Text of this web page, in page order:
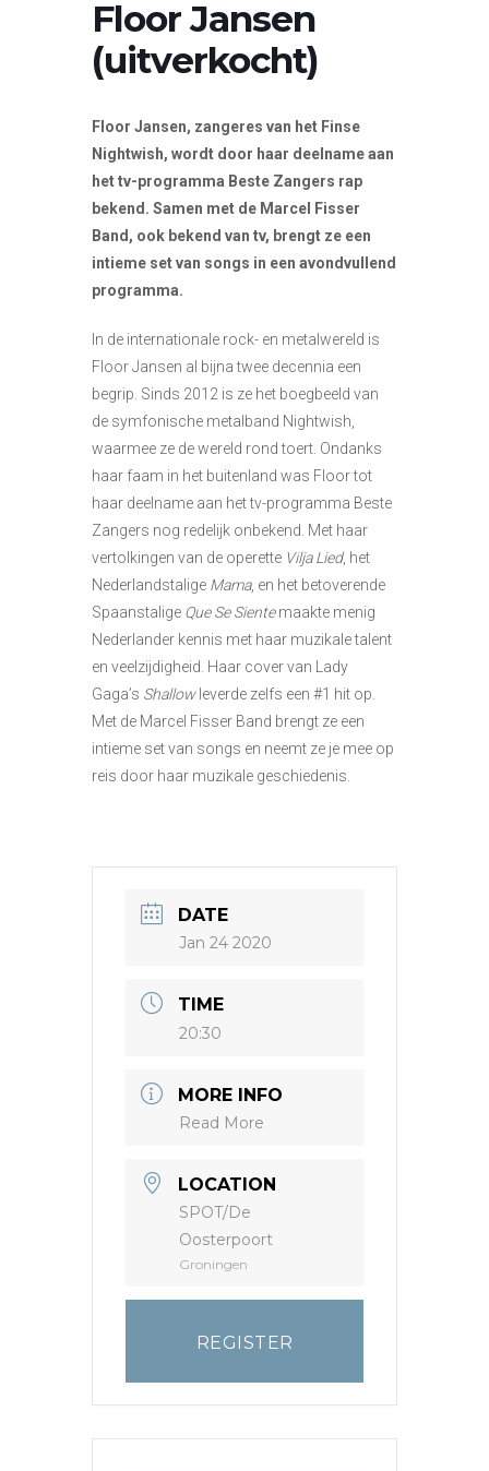
Floor Jansen
(uitverkocht)
Floor Jansen, zangeres van het Finse
Nightwish, wordt door haar deelname aan
het tv-programma Beste Zangers rap
bekend. Samen met de Marcel Fisser
Band, ook bekend van tv, brengt ze een
intieme set van songs in een avondvullend
programma.
In de internationale rock- en metalwereld is
Floor Jansen al bijna twee decennia een
begrip. Sinds 2012 is ze het boegbeeld van
de symfonische metalband Nightwish,
waarmee ze de wereld rond toert. Ondanks
haar faam in het buitenland was Floor tot
haar deelname aan het tv-programma Beste
Zangers nog redelijk onbekend. Met haar
vertolkingen van de operette Vilja Lied, het
Nederlandstalige Mama, en het betoverende
Spaanstalige Que Se Sientemaakte menig
Nederlander kennis met haar muzikale talent
en veelzijdigheid. Haar cover van Lady
Gaga’s Shallowleverde zelfs een #1 hit op.
Met de Marcel Fisser Band brengt ze een
intieme set van songs en neemt ze je mee op
reis door haar muzikale geschiedenis.
DATE
Jan 24 2020
TIME
20:30
MORE INFO
Read More
LOCATION
SPOT/De
Oosterpoort
Groningen
REGISTER